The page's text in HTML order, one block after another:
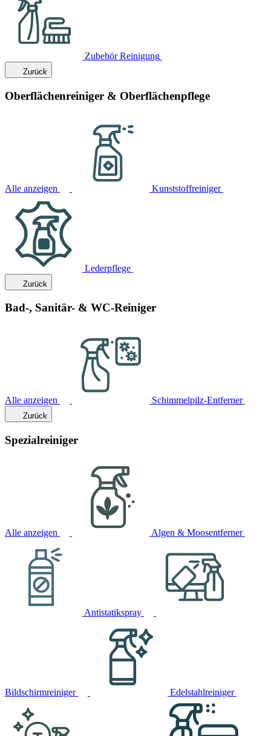
Zubehör Reinigung
Zurück
Oberflächenreiniger & Oberflächenpflege
Alle anzeigen Kunststoffreiniger
Lederpflege
Zurück
Bad-, Sanitär- & WC-Reiniger
Alle anzeigen Schimmelpilz-Entferner
Zurück
Spezialreiniger
Alle anzeigen Algen & Moosentferner
Antistatikspray
Bildschirmreiniger Edelstahlreiniger